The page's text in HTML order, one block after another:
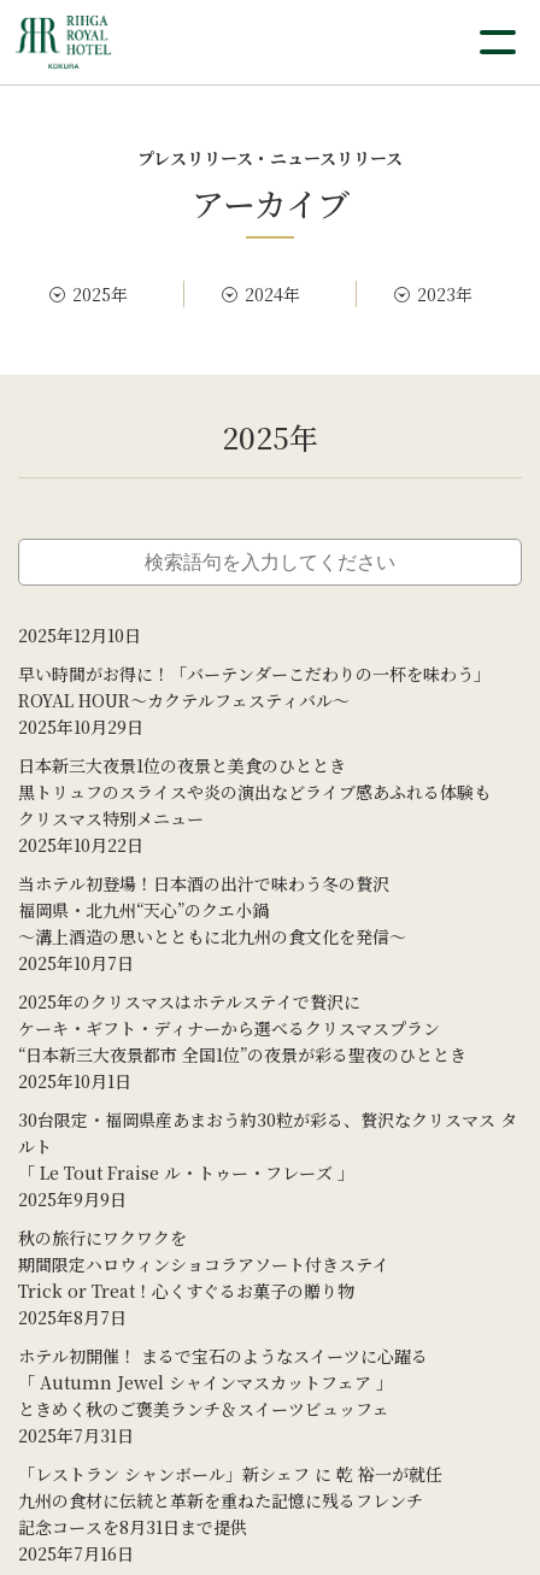
プレスリリース・ニュースリリース
アーカイブ
2025年 2024年 2023年
2025年
2025年12月10日
早い時間がお得に！「バーテンダーこだわりの一杯を味わう」
ROYAL HOUR～カクテルフェスティバル～
2025年10月29日
日本新三大夜景1位の夜景と美食のひととき
黒トリュフのスライスや炎の演出などライブ感あふれる体験も
クリスマス特別メニュー
2025年10月22日
当ホテル初登場！日本酒の出汁で味わう冬の贅沢
福岡県・北九州“天心”のクエ小鍋
～溝上酒造の思いとともに北九州の食文化を発信～
2025年10月7日
2025年のクリスマスはホテルステイで贅沢に
ケーキ・ギフト・ディナーから選べるクリスマスプラン
“日本新三大夜景都市 全国1位”の夜景が彩る聖夜のひととき
2025年10月1日
30台限定・福岡県産あまおう約30粒が彩る、贅沢なクリスマス タ
ルト
「 Le Tout Fraise ル・トゥー・フレーズ 」
2025年9月9日
秋の旅行にワクワクを
期間限定ハロウィンショコラアソート付きステイ
Trick or Treat！心くすぐるお菓子の贈り物
2025年8月7日
ホテル初開催！ まるで宝石のようなスイーツに心躍る
「 Autumn Jewel シャインマスカットフェア 」
ときめく秋のご褒美ランチ＆スイーツビュッフェ
2025年7月31日
「レストラン シャンボール」新シェフ に 乾 裕一が就任
九州の食材に伝統と革新を重ねた記憶に残るフレンチ
記念コースを8月31日まで提供
2025年7月16日